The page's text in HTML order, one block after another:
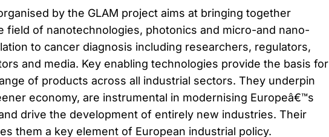
by the GLAM project aims at bringing together
field of nanotechnologies, photonics and micro-and nano-
to cancer diagnosis including researchers, regulators,
and media. Key enabling technologies provide the basis for
of products across all industrial sectors. They underpin
economy, are instrumental in modernising Europeâ€™s
drive the development of entirely new industries. Their
them a key element of European industrial policy.